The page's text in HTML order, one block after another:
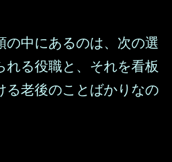
の中にあるのは、次の選
れる役職と、それを看板
る老後のことばかりなの